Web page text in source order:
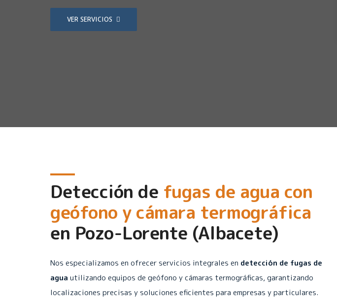
VER SERVICIOS
Detección de fugas de agua con
geófono y cámara termográfica
en Pozo-Lorente (Albacete)
Nos especializamos en ofrecer servicios integrales en detección de fugas de
agua utilizando equipos de geófono y cámaras termográficas, garantizando
localizaciones precisas y soluciones eficientes para empresas y particulares.